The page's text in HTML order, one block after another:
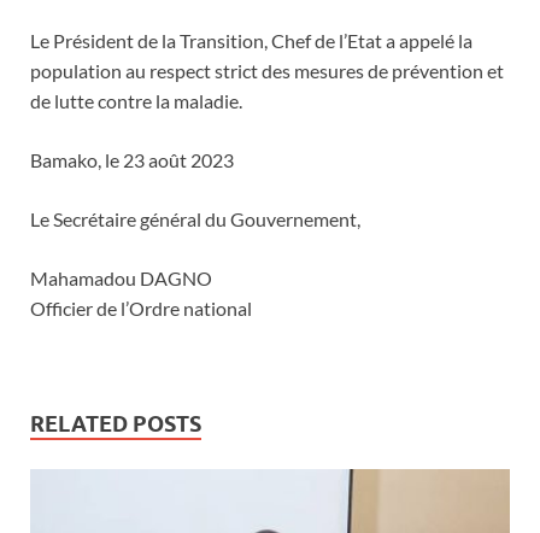
Le Président de la Transition, Chef de l’Etat a appelé la
population au respect strict des mesures de prévention et
de lutte contre la maladie.
Bamako, le 23 août 2023
Le Secrétaire général du Gouvernement,
Mahamadou DAGNO
Officier de l’Ordre national
RELATED POSTS